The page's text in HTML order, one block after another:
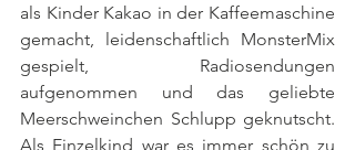
als Kinder Kakao in der Kaffeemaschine
gemacht, leidenschaftlich MonsterMix
gespielt, Radiosendungen
aufgenommen und das geliebte
Meerschweinchen Schlupp geknutscht.
Als Einzelkind war es immer schön zu